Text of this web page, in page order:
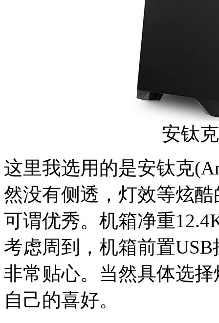
安钛
这里我选用的是安钛克
然没有侧透，灯效等炫
可谓优秀。机箱净重
考虑周到，机箱前置
非常贴心。当然具体选
自己的喜好。